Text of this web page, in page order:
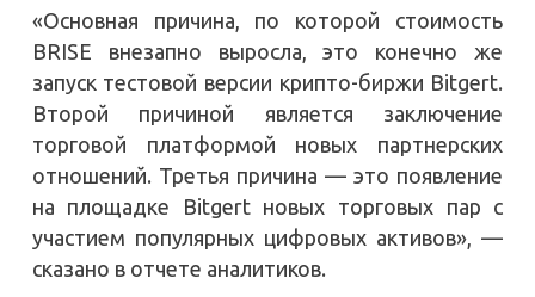
«Основная причина, по которой стоимость
BRISE внезапно выросла, это конечно же
запуск тестовой версии крипто-биржи Bitgert.
Второй причиной является заключение
торговой платформой новых партнерских
отношений. Третья причина — это появление
на площадке Bitgert новых торговых пар с
участием популярных цифровых активов», —
сказано в отчете аналитиков.